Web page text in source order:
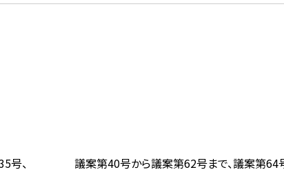
第35号、 議案第40号から議案第62号まで、議案第64